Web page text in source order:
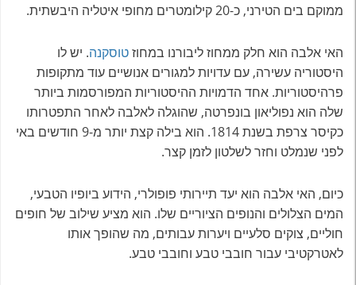
ממוקם בים הטירני, כ-20 קילומטרים מחופי איטליה היבשתית.
האי אלבה הוא חלק ממחוז ליבורנו במחוזטוסקנה. יש לו
היסטוריה עשירה, עם עדויות למגורים אנושיים עוד מתקופות
פרהיסטוריות. אחד הדמויות ההיסטוריות המפורסמות ביותר
שלה הוא נפוליאון בונפרטה, שהוגלה לאלבה לאחר התפטרותו
כקיסר צרפת בשנת 1814. הוא בילה קצת יותר מ-9 חודשים באי
לפני שנמלט וחזר לשלטון לזמן קצר.
כיום, האי אלבה הוא יעד תיירותי פופולרי, הידוע ביופיו הטבעי,
המים הצלולים והנופים הציוריים שלו. הוא מציע שילוב של חופים
חוליים, צוקים סלעיים ויערות עבותים, מה שהופך אותו
לאטרקטיבי עבור חובבי טבע וחובבי טבע.